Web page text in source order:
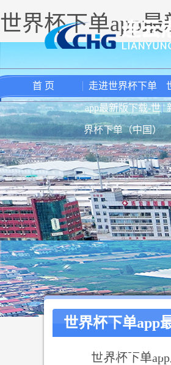
世界杯下单app
首 页 走进世界杯下单
app最新版下载-世
界杯下单（中国）
世界杯下单app
杯下单（
世界杯下单